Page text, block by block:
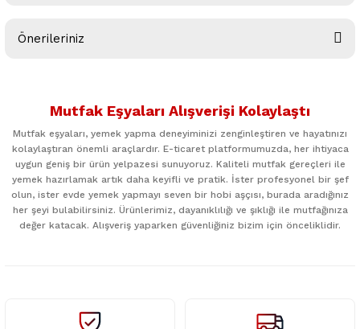
Önerileriniz
kullanarak tarafımıza iletebilirsiniz.
Ürün resmi kalitesiz, bozuk veya görüntülenemiyor.
Ürün bilgilerinde hatalar bulunuyor.
Ürün fiyatı diğer sitelerden daha pahalı.
Mutfak Eşyaları Alışverişi Kolaylaştı
Mutfak eşyaları, yemek yapma deneyiminizi zenginleştiren ve hayatınızı
kolaylaştıran önemli araçlardır. E-ticaret platformumuzda, her ihtiyaca
uygun geniş bir ürün yelpazesi sunuyoruz. Kaliteli mutfak gereçleri ile
yemek hazırlamak artık daha keyifli ve pratik. İster profesyonel bir şef
olun, ister evde yemek yapmayı seven bir hobi aşçısı, burada aradığınız
her şeyi bulabilirsiniz. Ürünlerimiz, dayanıklılığı ve şıklığı ile mutfağınıza
değer katacak. Alışveriş yaparken güvenliğiniz bizim için önceliklidir.